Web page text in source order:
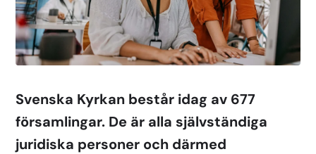
Svenska Kyrkan består idag av 677
församlingar. De är alla självständiga
juridiska personer och därmed